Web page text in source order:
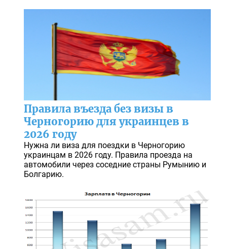
Правила въезда без визы в
Черногорию для украинцев в
2026 году
Нужна ли виза для поездки в Черногорию
украинцам в 2026 году. Правила проезда на
автомобили через соседние страны Румынию и
Болгарию.